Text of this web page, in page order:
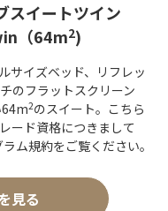
スイートツイン
（64m2)
サイズベッド、リフレッ
のフラットスクリーン
2のスイート。こちら
ード資格につきまして
ム規約をご覧ください。
見る